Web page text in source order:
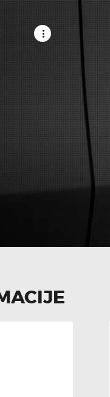
USLUGE
GALERIJA
KONTAKT